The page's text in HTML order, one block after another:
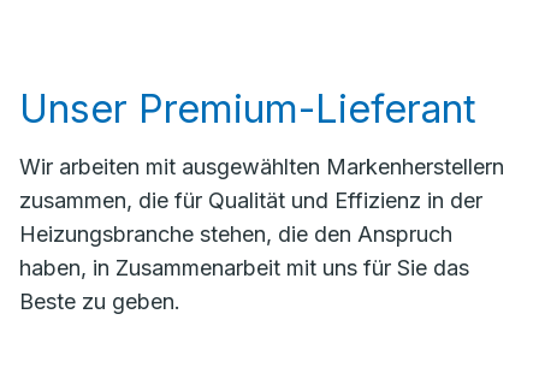
Unser Premium-Lieferant
Wir arbeiten mit ausgewählten Markenherstellern
zusammen, die für Qualität und Effizienz in der
Heizungsbranche stehen, die den Anspruch
haben, in Zusammenarbeit mit uns für Sie das
Beste zu geben.